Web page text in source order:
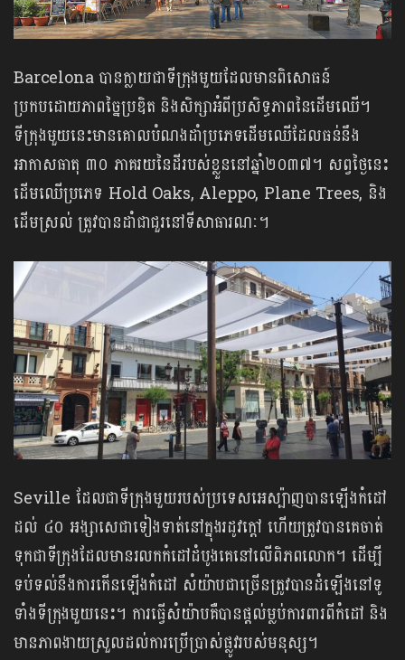
Barcelona បាន​ក្លាយ​ជា​ទីក្រុងមួយដែលមានពិសោធន៍
ប្រកបដោយភាពច្នៃប្រឌិត​ និង​​សិក្សា​​អំពី​ប្រសិទ្ធភាព​នៃ​ដើមឈើ។
ទីក្រុងមួយនេះមានគោលបំណងដាំប្រភេទដើមឈើដែលធន់នឹង
អាកាសធាតុ ៣០ ភាគរយនៃដីរបស់ខ្លួននៅឆ្នាំ២០៣៧។ សព្វថ្ងៃនេះ
ដើមឈើប្រភេទ Hold Oaks, Aleppo, Plane Trees, និង
ដើមស្រល់ ត្រូវបានដាំជាជួរនៅទីសាធារណៈ។
Seville ដែលជាទីក្រុងមួយរបស់ប្រទេសអេស្ប៉ាញបានឡើងកំដៅ
ដល់ ៤០ អង្សាសេជាទៀងទាត់នៅក្នុងរដូវក្តៅ ហើយត្រូវបានគេចាត់
ទុកជាទីក្រុងដែលមានរលកកំដៅដំបូងគេនៅលើពិភពលោក។ ដើម្បី
ទប់ទល់នឹងការកើនឡើងកំដៅ សំយ៉ាបជាច្រើនត្រូវបានដំឡើងនៅទូ
ទាំងទីក្រុងមួយនេះ។ ការធ្វើសំយ៉ាបគឺបានផ្តល់ម្លប់ការពារពីកំដៅ និង
មានភាពងាយស្រួលដល់ការប្រើប្រាស់ផ្លូវរបស់មនុស្ស។